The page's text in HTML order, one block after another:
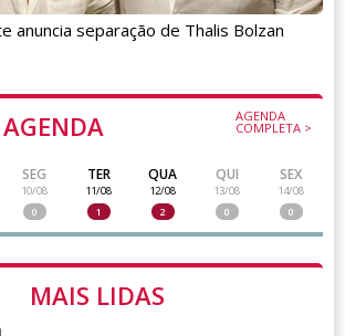
AGENDA AGENDA
COMPLETA >
SEG
10/08
0
TER
11/08
1
QUA
12/08
2
QUI
13/08
0
SEX
14/08
0
MAIS LIDAS
anuncia separação de Thalis Bolzan